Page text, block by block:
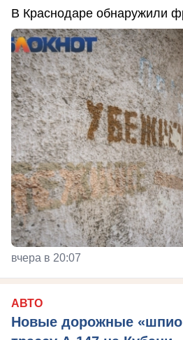
В Краснодаре обнаружили
вчера в 20:07
АВТО
Новые дорожные